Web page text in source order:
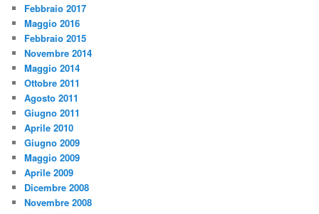
Febbraio 2017
Maggio 2016
Febbraio 2015
Novembre 2014
Maggio 2014
Ottobre 2011
Agosto 2011
Giugno 2011
Aprile 2010
Giugno 2009
Maggio 2009
Aprile 2009
Dicembre 2008
Novembre 2008